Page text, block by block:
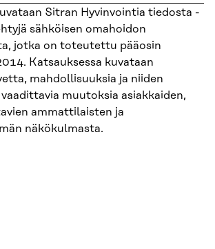
Sitran Hyvinvointia tiedosta -
sähköisen omahoidon
jotka on toteutettu pääosin
Katsauksessa kuvataan
mahdollisuuksia ja niiden
muutoksia asiakkaiden,
ammattilaisten ja
näkökulmasta.